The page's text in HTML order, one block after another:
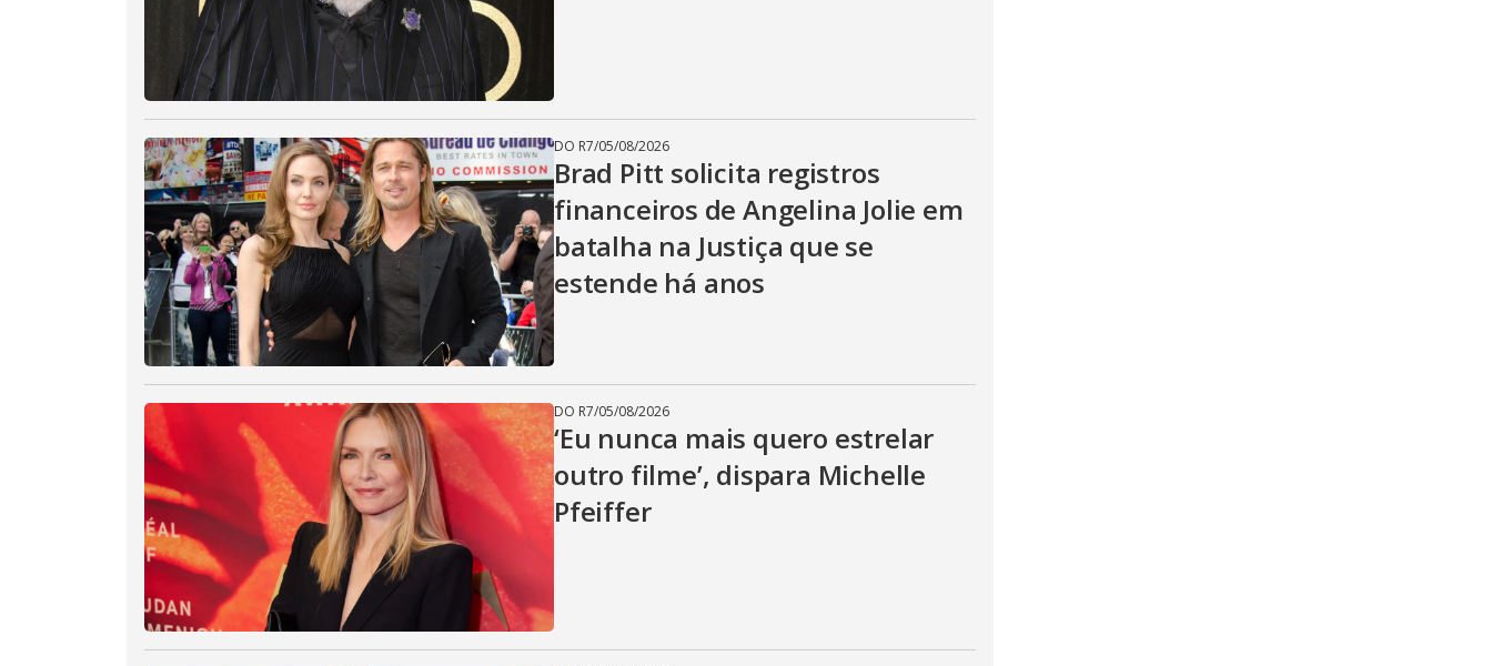
DO R7/05/08/2026
Brad Pitt solicita registros
financeiros de Angelina Jolie em
batalha na Justiça que se
estende há anos
DO R7/05/08/2026
‘Eu nunca mais quero estrelar
outro filme’, dispara Michelle
Pfeiffer